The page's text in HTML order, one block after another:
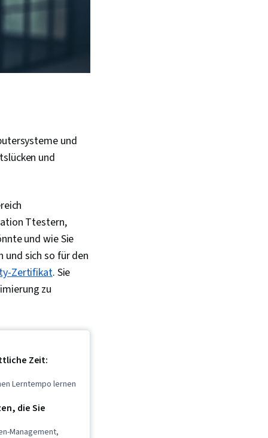
und
und
Ttestern,
und wie Sie
und sich so für den
Zertifikat. Sie
zu
Zeit:
Lerntempo lernen
die Sie
Management,